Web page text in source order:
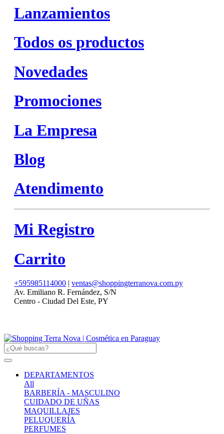
Lanzamientos
Todos os productos
Novedades
Promociones
La Empresa
Blog
Atendimento
Mi Registro
Carrito
+595985114000 | ventas@shoppingterranova.com.py
Av. Emiliano R. Fernández, S/N
Centro - Ciudad Del Este, PY
DEPARTAMENTOS
All
BARBERÍA - MASCULINO
CUIDADO DE UÑAS
MAQUILLAJES
PELUQUERÍA
PERFUMES